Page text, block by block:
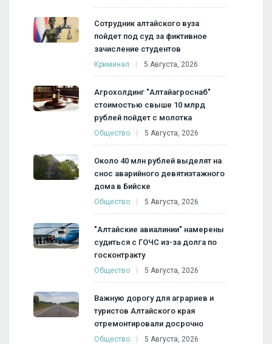
Сотрудник алтайского вуза
пойдет под суд за фиктивное
зачисление студентов
Криминал 5 Августа, 2026
Агрохолдинг "Алтайагроснаб"
стоимостью свыше 10 млрд
рублей пойдет с молотка
Общество 5 Августа, 2026
Около 40 млн рублей выделят на
снос аварийного девятиэтажного
дома в Бийске
Общество 5 Августа, 2026
"Алтайские авиалинии" намерены
судиться с ГОЧС из-за долга по
госконтракту
Общество 5 Августа, 2026
Важную дорогу для аграриев и
туристов Алтайского края
отремонтировали досрочно
Общество 5 Августа, 2026